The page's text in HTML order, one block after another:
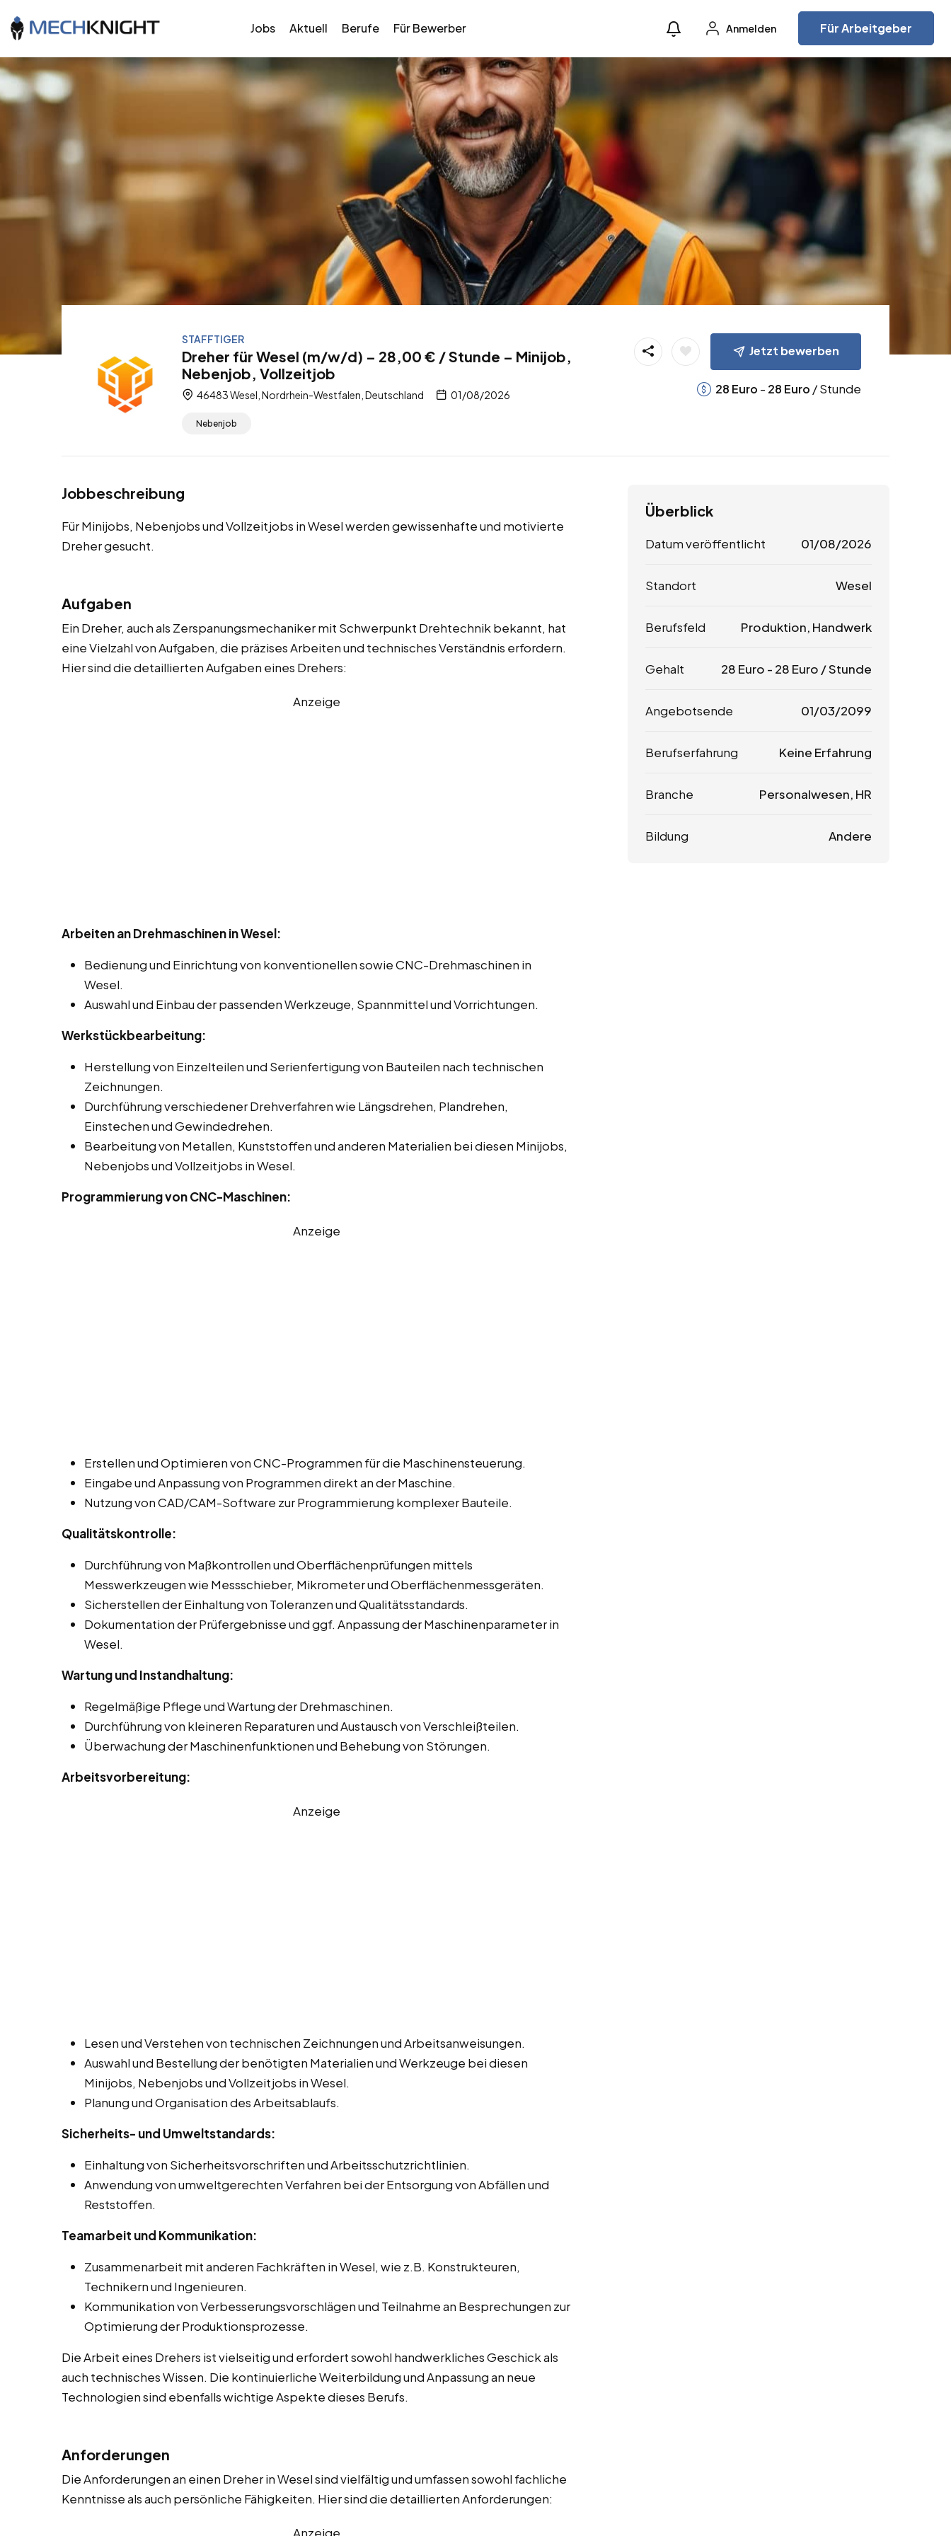
Jobs Aktuell Berufe Für Bewerber Anmelden Für Arbeitgeber
STAFFTIGER
Dreher für Wesel (m/w/d) – 28,00 € / Stunde – Minijob,
Nebenjob, Vollzeitjob
46483 Wesel, Nordrhein-Westfalen, Deutschland 01/08/2026
Nebenjob
Jetzt bewerben
28 Euro - 28 Euro / Stunde
Jobbeschreibung
Für Minijobs, Nebenjobs und Vollzeitjobs in Wesel werden gewissenhafte und motivierte
Dreher gesucht.
Aufgaben
Ein Dreher, auch als Zerspanungsmechaniker mit Schwerpunkt Drehtechnik bekannt, hat
eine Vielzahl von Aufgaben, die präzises Arbeiten und technisches Verständnis erfordern.
Hier sind die detaillierten Aufgaben eines Drehers:
Anzeige
Arbeiten an Drehmaschinen in Wesel:
Bedienung und Einrichtung von konventionellen sowie CNC-Drehmaschinen in
Wesel.
Auswahl und Einbau der passenden Werkzeuge, Spannmittel und Vorrichtungen.
Werkstückbearbeitung:
Herstellung von Einzelteilen und Serienfertigung von Bauteilen nach technischen
Zeichnungen.
Durchführung verschiedener Drehverfahren wie Längsdrehen, Plandrehen,
Einstechen und Gewindedrehen.
Bearbeitung von Metallen, Kunststoffen und anderen Materialien bei diesen Minijobs,
Nebenjobs und Vollzeitjobs in Wesel.
Programmierung von CNC-Maschinen:
Anzeige
Erstellen und Optimieren von CNC-Programmen für die Maschinensteuerung.
Eingabe und Anpassung von Programmen direkt an der Maschine.
Nutzung von CAD/CAM-Software zur Programmierung komplexer Bauteile.
Qualitätskontrolle:
Durchführung von Maßkontrollen und Oberflächenprüfungen mittels
Messwerkzeugen wie Messschieber, Mikrometer und Oberflächenmessgeräten.
Sicherstellen der Einhaltung von Toleranzen und Qualitätsstandards.
Dokumentation der Prüfergebnisse und ggf. Anpassung der Maschinenparameter in
Wesel.
Wartung und Instandhaltung:
Regelmäßige Pflege und Wartung der Drehmaschinen.
Durchführung von kleineren Reparaturen und Austausch von Verschleißteilen.
Überwachung der Maschinenfunktionen und Behebung von Störungen.
Arbeitsvorbereitung:
Anzeige
Lesen und Verstehen von technischen Zeichnungen und Arbeitsanweisungen.
Auswahl und Bestellung der benötigten Materialien und Werkzeuge bei diesen
Minijobs, Nebenjobs und Vollzeitjobs in Wesel.
Planung und Organisation des Arbeitsablaufs.
Sicherheits- und Umweltstandards:
Einhaltung von Sicherheitsvorschriften und Arbeitsschutzrichtlinien.
Anwendung von umweltgerechten Verfahren bei der Entsorgung von Abfällen und
Reststoffen.
Teamarbeit und Kommunikation:
Zusammenarbeit mit anderen Fachkräften in Wesel, wie z.B. Konstrukteuren,
Technikern und Ingenieuren.
Kommunikation von Verbesserungsvorschlägen und Teilnahme an Besprechungen zur
Optimierung der Produktionsprozesse.
Die Arbeit eines Drehers ist vielseitig und erfordert sowohl handwerkliches Geschick als
auch technisches Wissen. Die kontinuierliche Weiterbildung und Anpassung an neue
Technologien sind ebenfalls wichtige Aspekte dieses Berufs.
Anforderungen
Die Anforderungen an einen Dreher in Wesel sind vielfältig und umfassen sowohl fachliche
Kenntnisse als auch persönliche Fähigkeiten. Hier sind die detaillierten Anforderungen:
Anzeige
Überblick
Datum veröffentlicht 01/08/2026
Standort Wesel
Berufsfeld Produktion, Handwerk
Gehalt 28 Euro - 28 Euro / Stunde
Angebotsende 01/03/2099
Berufserfahrung Keine Erfahrung
Branche Personalwesen, HR
Bildung Andere